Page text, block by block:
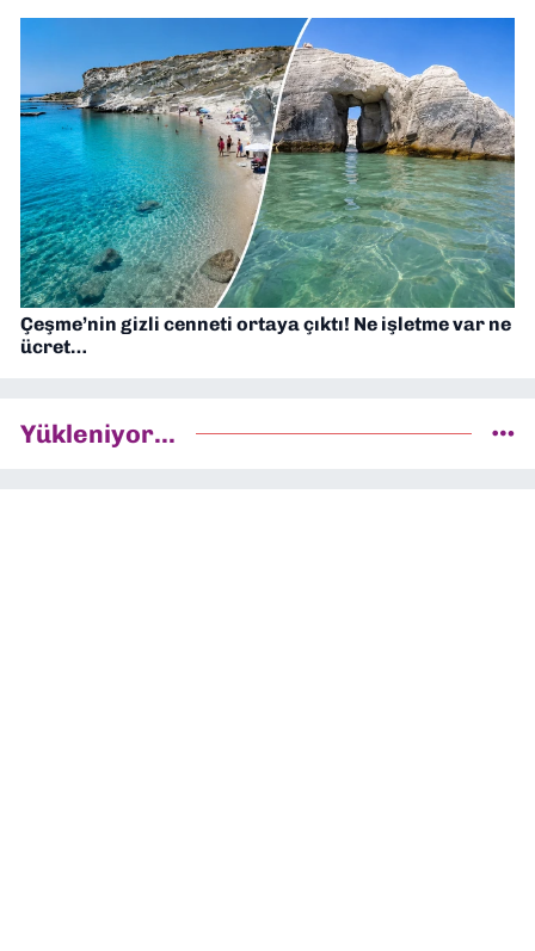
Çeşme’nin gizli cenneti ortaya çıktı! Ne işletme var ne
ücret…
Yükleniyor...